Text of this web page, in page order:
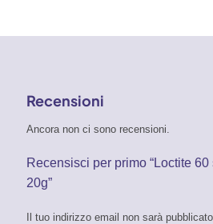
Recensioni
Ancora non ci sono recensioni.
Recensisci per primo “Loctite
20g”
Il tuo indirizzo email non sarà pubblicato.